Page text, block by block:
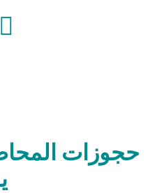
حجوزات